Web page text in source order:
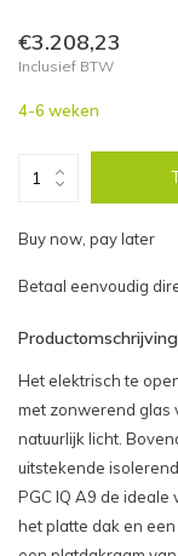
€3.208,23
Inclusief BTW
4-6 weken
Buy now, pay later
Betaal eenvoudig
Productomschrijving
Het elektrisch te
met zonwerend glas
natuurlijk licht.
uitstekende
PGC IQ A9 de
het platte dak en